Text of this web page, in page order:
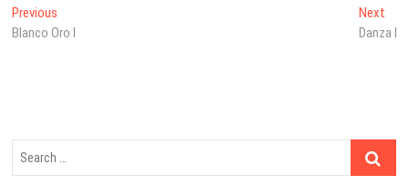
Navegación
de
Previous
post:
Blanco Oro I
Next
Danza I